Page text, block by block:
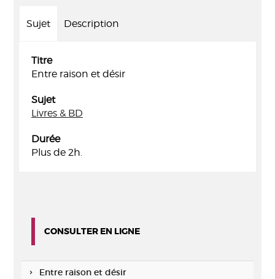
Sujet Description
Titre
Entre raison et désir
Sujet
Livres & BD
Durée
Plus de 2h.
CONSULTER EN LIGNE
Entre raison et désir